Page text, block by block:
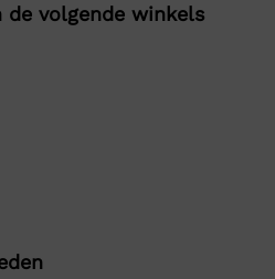
volgende winkels